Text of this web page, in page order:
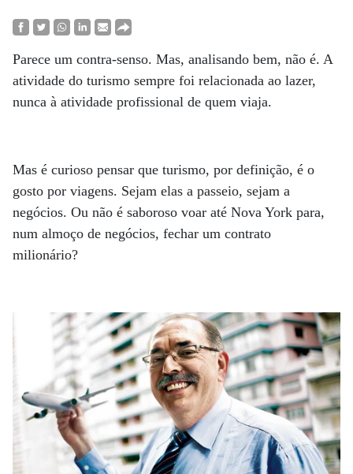
Parece um contra-senso. Mas, analisando bem, não é. A
atividade do turismo sempre foi relacionada ao lazer,
nunca à atividade profissional de quem viaja.
Mas é curioso pensar que turismo, por definição, é o
gosto por viagens. Sejam elas a passeio, sejam a
negócios. Ou não é saboroso voar até Nova York para,
num almoço de negócios, fechar um contrato
milionário?